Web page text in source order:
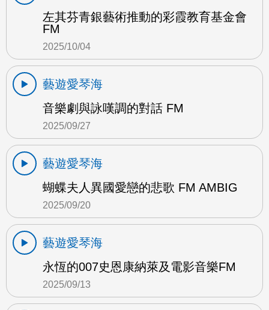
左其芬青銀藝術推動的彩霞教育基金會
FM
2025/10/04
藝遊愛琴海
音樂劇與詠嘆調的對話 FM
2025/09/27
藝遊愛琴海
蝴蝶夫人異國愛戀的悲歌 FM AMBIG
2025/09/20
藝遊愛琴海
永恆的007史恩康納萊及電影音樂FM
2025/09/13